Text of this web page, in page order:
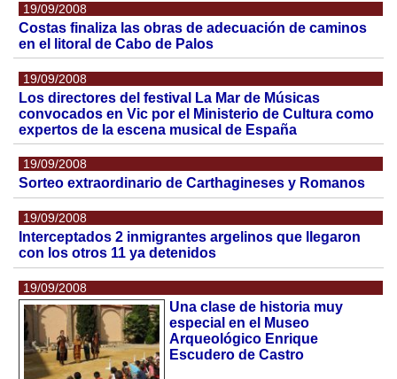
19/09/2008
Costas finaliza las obras de adecuación de caminos
en el litoral de Cabo de Palos
19/09/2008
Los directores del festival La Mar de Músicas
convocados en Vic por el Ministerio de Cultura como
expertos de la escena musical de España
19/09/2008
Sorteo extraordinario de Carthagineses y Romanos
19/09/2008
Interceptados 2 inmigrantes argelinos que llegaron
con los otros 11 ya detenidos
19/09/2008
Una clase de historia muy
especial en el Museo
Arqueológico Enrique
Escudero de Castro